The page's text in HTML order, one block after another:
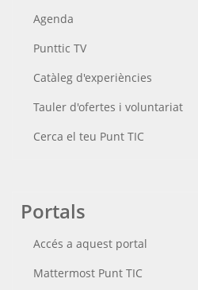
Agenda
Punttic TV
Catàleg d'experiències
Tauler d'ofertes i voluntariat
Cerca el teu Punt TIC
Portals
Accés a aquest portal
Mattermost Punt TIC